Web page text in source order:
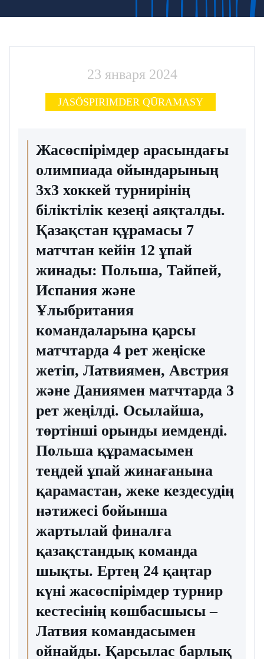
JASÖSPІRІMDER QŪRAMASY
23 января 2024
Жасөспірімдер арасындағы
олимпиада ойындарының
3х3 хоккей турнирінің
біліктілік кезеңі аяқталды.
Қазақстан құрамасы 7
матчтан кейін 12 ұпай
жинады: Польша, Тайпей,
Испания және
Ұлыбритания
командаларына қарсы
матчтарда 4 рет жеңіске
жетіп, Латвиямен, Австрия
және Даниямен матчтарда 3
рет жеңілді. Осылайша,
төртінші орынды иемденді.
Польша құрамасымен
теңдей ұпай жинағанына
қарамастан, жеке кездесудің
нәтижесі бойынша
жартылай финалға
қазақстандық команда
шықты. Ертең 24 қаңтар
күні жасөспірімдер турнир
кестесінің көшбасшысы –
Латвия командасымен
ойнайды. Қарсылас барлық